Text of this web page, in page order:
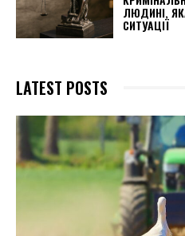
ЛЮДИНІ,
СИТУАЦІЇ
LATEST POSTS